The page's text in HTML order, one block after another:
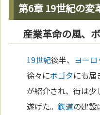
第6章 19世紀の変
産業革命の風、
19世紀後半、 ヨー
徐々にボゴタにも届
が紹介され、街は少
遂げた。鉄道の建設